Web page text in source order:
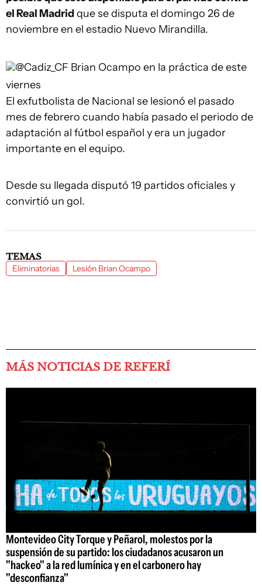
el Real Madridque se disputa el domingo 26 de
noviembre en el estadio Nuevo Mirandilla.
@Cadiz_CF Brian Ocampo en la práctica de este
viernes
El exfutbolista de Nacional se lesionó el pasado
mes de febrero cuando había pasado el periodo de
adaptación al fútbol español y era un jugador
importante en el equipo.
Desde su llegada disputó 19 partidos oficiales y
convirtió un gol.
TEMAS
Eliminatorias Lesión Brian Ocampo
MÁS NOTICIAS DE REFERÍ
Montevideo City Torque y Peñarol, molestos por la
suspensión de su partido: los ciudadanos acusaron un
"hackeo" a la red lumínica y en el carbonero hay
"desconfianza"